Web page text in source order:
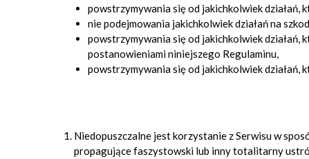
powstrzymywania się od jakichkolwiek działań,
nie podejmowania jakichkolwiek działań na
powstrzymywania się od jakichkolwiek działań,
postanowieniami niniejszego Regulaminu,
powstrzymywania się od jakichkolwiek działań,
Niedopuszczalne jest korzystanie z Serwisu w
propagujące faszystowski lub inny totalitarny